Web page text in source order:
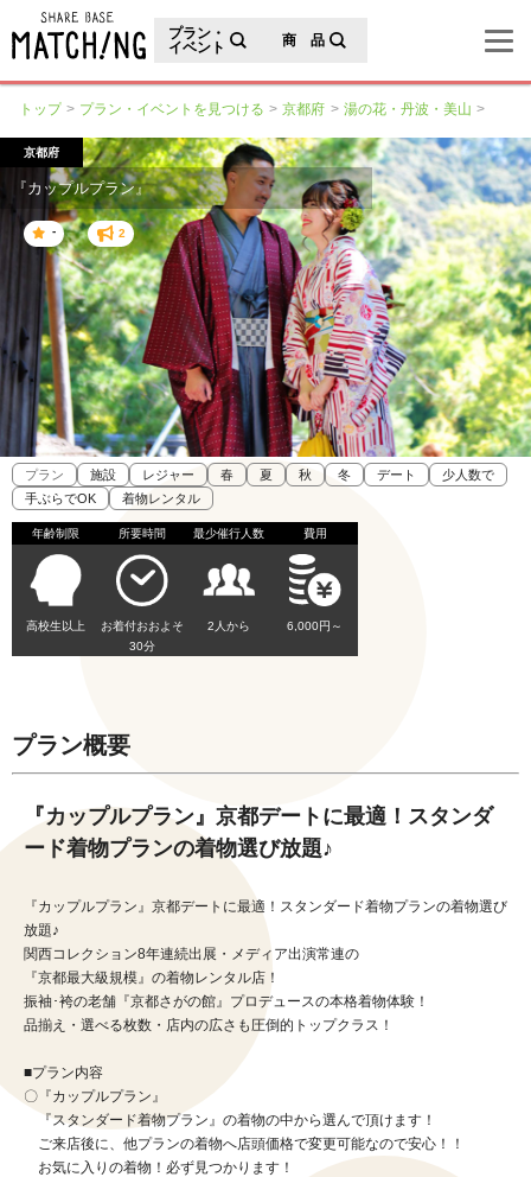
プラン・
イベント
商 品
トップ プラン・イベントを見つける 京都府 湯の花・丹波・美山
京都府
『カップルプラン』
- 2
プラン 施設 レジャー 春 夏 秋 冬 デート
少人数で
手ぶらでOK
着物レンタル
年齢制限
高校生以上
所要時間
お着付おおよそ
30分
最少催行人数
2人から
費用
6,000円～
プラン概要
『カップルプラン』京都デートに最適！スタンダ
ード着物プランの着物選び放題♪
『カップルプラン』京都デートに最適！スタンダード着物プランの着物選び
放題♪
関西コレクション8年連続出展・メディア出演常連の
『京都最大級規模』の着物レンタル店！
振袖･袴の老舗『京都さがの館』プロデュースの本格着物体験！
品揃え・選べる枚数・店内の広さも圧倒的トップクラス！
■プラン内容
〇『カップルプラン』
『スタンダード着物プラン』の着物の中から選んで頂けます！
ご来店後に、他プランの着物へ店頭価格で変更可能なので安心！！
お気に入りの着物！必ず見つかります！